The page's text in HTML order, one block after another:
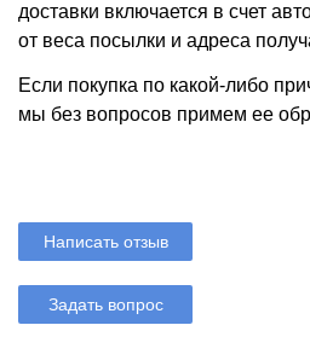
доставки включается в счет
от веса посылки и адреса
Если покупка по какой-либо
мы без вопросов примем ее
Написать отзыв
Задать вопрос